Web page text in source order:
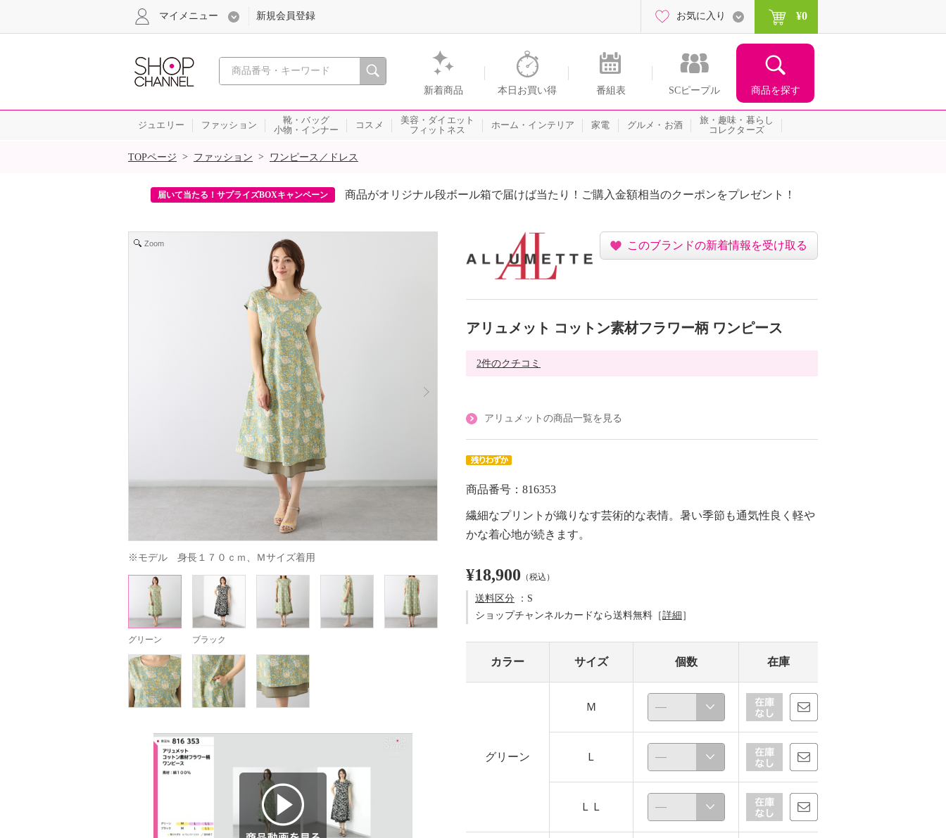
心おどる、瞬間を。通販・テレビショッピングのショップチャンネル
新着商品 本日お買い得 番組表 SCピープル 商品を探す
マイメニュー 新規会員登録 お気に入り ¥0
ジュエリー ファッション
靴・バッグ
小物・インナー
コスメ
美容・ダイエット
フィットネス
ホーム・インテリア 家電 グルメ・お酒
旅・趣味・暮らし
コレクターズ
SALE
TOPページ > ファッション > ワンピース／ドレス
届いて当たる！サプライズBOXキャンペーン 商品がオリジナル段ボール箱で届けば当たり！ご購入金額相当のクーポンをプレゼント！
Zoom
※モデル　身長１７０ｃｍ、Ｍサイズ着用
グリーン ブラック
このブランドの新着情報を受け取る
アリュメット コットン素材フラワー柄 ワンピース
2件のクチコミ
アリュメットの商品一覧を見る
商品番号：816353
繊細なプリントが織りなす芸術的な表情。暑い季節も通気性良く軽や
かな着心地が続きます。
¥18,900 （税込）
送料区分 ：S
ショップチャンネルカードなら送料無料［詳細 ］
カラー サイズ 個数 在庫
グリーン
Ｍ
Ｌ
ＬＬ